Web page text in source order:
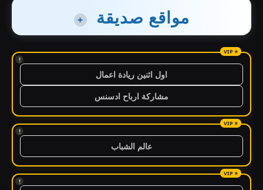
مواقع صديقة +
!
اول اثنين ريادة اعمال
مشاركة ارباح ادسنس
!
عالم الشباب
!